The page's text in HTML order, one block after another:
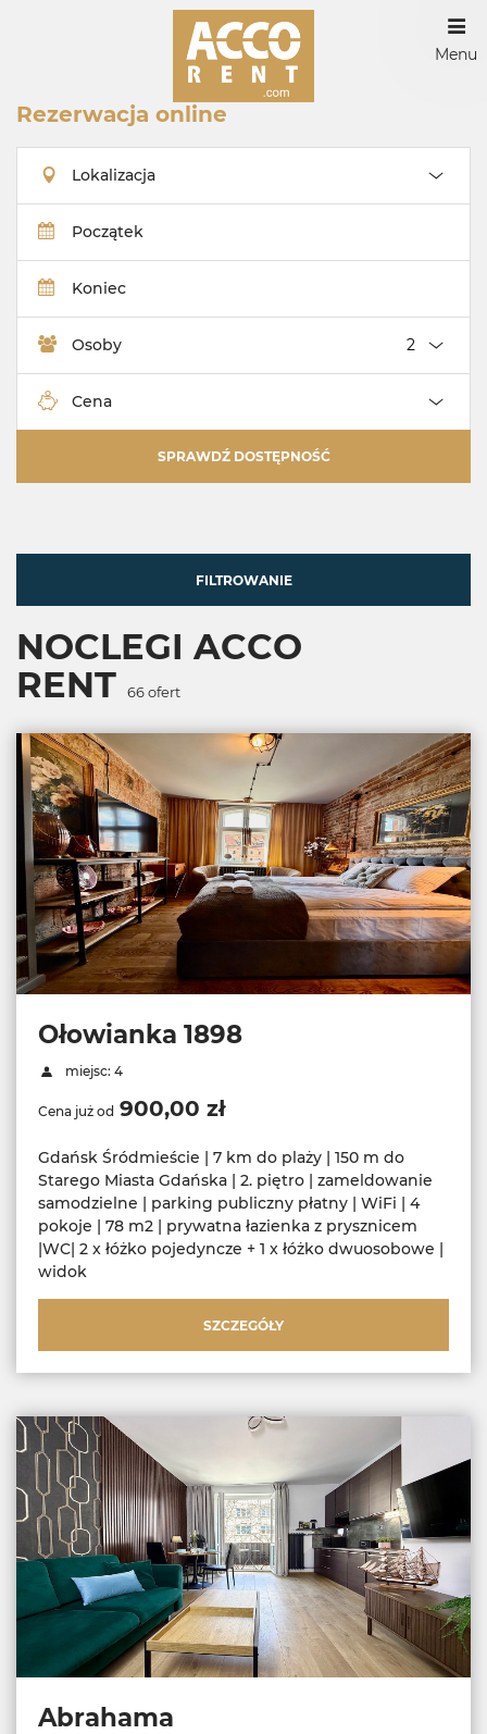
Menu
Rezerwacja online
Lokalizacja
Początek
Koniec
Osoby
Cena
SPRAWDŹ DOSTĘPNOŚĆ
FILTROWANIE
NOCLEGI ACCO
RENT
66 ofert
Ołowianka 1898
miejsc: 4
Cena już od 900,00 zł
Gdańsk Śródmieście | 7 km do plaży | 150 m do
Starego Miasta Gdańska | 2. piętro | zameldowanie
samodzielne | parking publiczny płatny | WiFi | 4
pokoje | 78 m2 | prywatna łazienka z prysznicem
|WC| 2 x łóżko pojedyncze + 1 x łóżko dwuosobowe |
widok
SZCZEGÓŁY
Abrahama